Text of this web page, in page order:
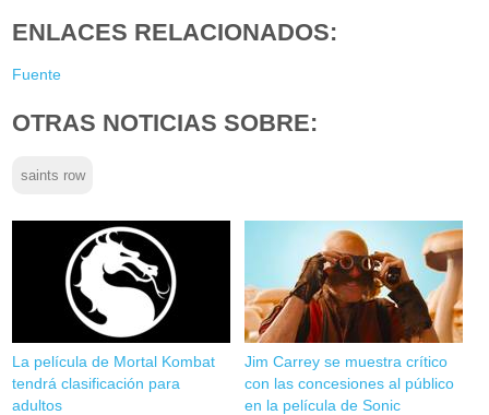
ENLACES RELACIONADOS:
Fuente
OTRAS NOTICIAS SOBRE:
saints row
La película de Mortal Kombat
tendrá clasificación para
adultos
Jim Carrey se muestra crítico
con las concesiones al público
en la película de Sonic